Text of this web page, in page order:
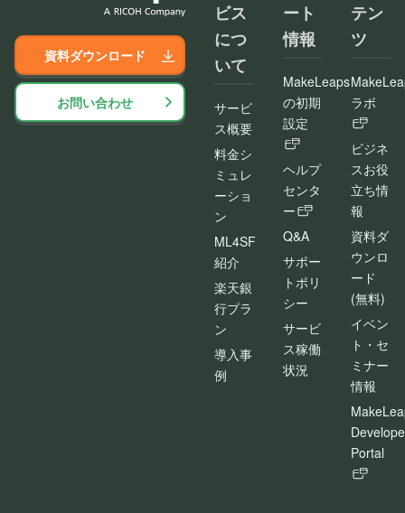
資料ダウンロード
お問い合わせ
ビス
につ
いて
サービ
ス概要
料金シ
ミュレ
ーショ
ン
ML4SF
紹介
楽天銀
行プラ
ン
導入事
例
ート
情報
MakeLeaps
の初期
設定
ヘルプ
センタ
ー
Q&A
サポー
トポリ
シー
サービ
ス稼働
状況
テン
ツ
ラボ
ビジネ
スお役
立ち情
報
資料ダ
ウンロ
ード
(無料)
イベン
ト・セ
ミナー
情報
Portal